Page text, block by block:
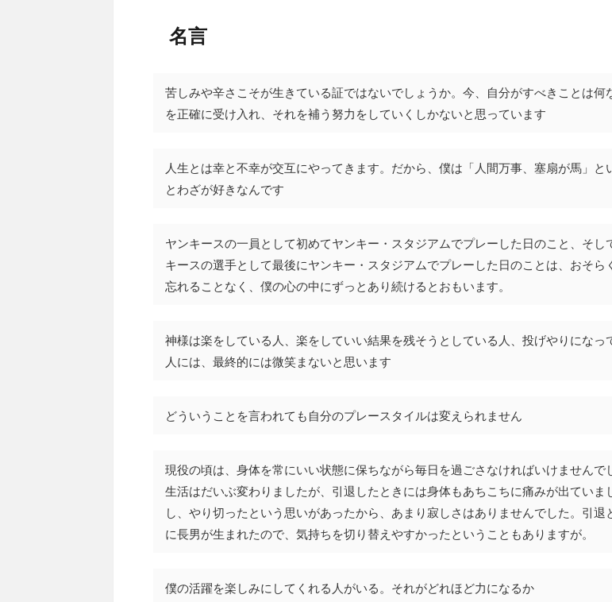
名言
苦しみや辛さこそが生きている証ではないでしょうか。今、自分がすべきことは何
を正確に受け入れ、それを補う努力をしていくしかないと思っています
人生とは幸と不幸が交互にやってきます。だから、僕は「人間万事、塞扇が馬」と
とわざが好きなんです
ヤンキースの一員として初めてヤンキー・スタジアムでプレーした日のこと、そし
キースの選手として最後にヤンキー・スタジアムでプレーした日のことは、おそら
忘れることなく、僕の心の中にずっとあり続けるとおもいます。
神様は楽をしている人、楽をしていい結果を残そうとしている人、投げやりになっ
人には、最終的には微笑まないと思います
どういうことを言われても自分のプレースタイルは変えられません
現役の頃は、身体を常にいい状態に保ちながら毎日を過ごさなければいけませんで
生活はだいぶ変わりましたが、引退したときには身体もあちこちに痛みが出ていま
し、やり切ったという思いがあったから、あまり寂しさはありませんでした。引退
に長男が生まれたので、気持ちを切り替えやすかったということもありますが。
僕の活躍を楽しみにしてくれる人がいる。それがどれほど力になるか